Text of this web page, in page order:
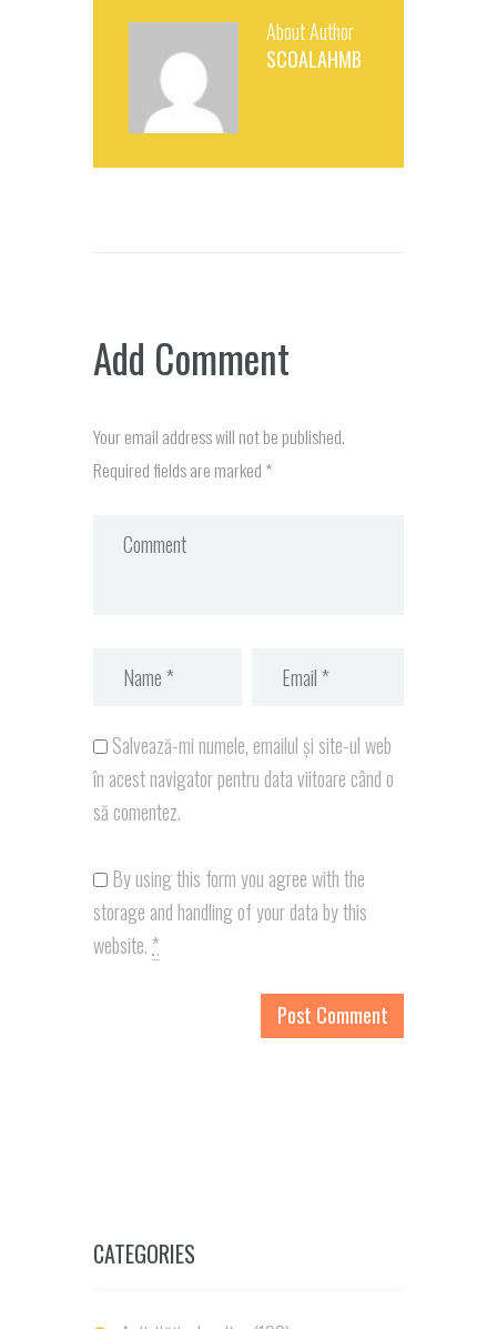
About Author
SCOALAHMB
Add Comment
Your email address will not be published.
Required fields are marked *
Salvează-mi numele, emailul și site-ul web
în acest navigator pentru data viitoare când o
să comentez.
By using this form you agree with the
storage and handling of your data by this
website.*
CATEGORIES